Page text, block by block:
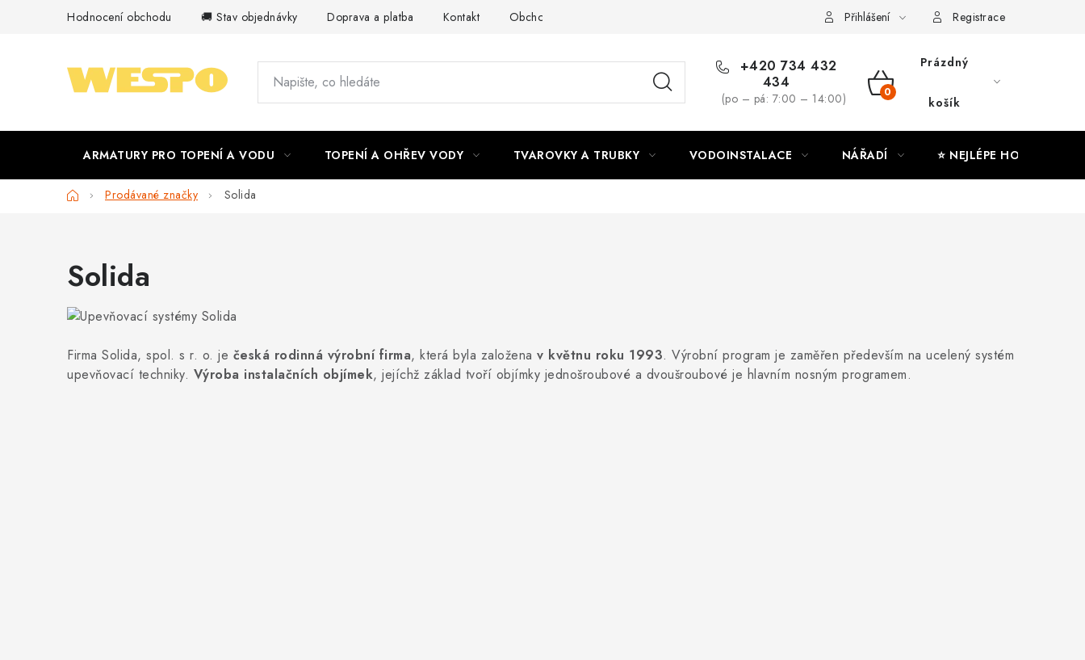
Hodnocení obchodu 🚚 Stav objednávky Doprava a platba Kontakt Obchodní podmínky Moje objednávka
Přihlášení Registrace
+420 734 432
434
(po – pá: 7:00 – 14:00)
NÁKUPNÍ
Prázdný
košík
ARMATURY PRO TOPENÍ A VODU TOPENÍ A OHŘEV VODY TVAROVKY A TRUBKY VODOINSTALACE NÁŘADÍ ⭐ NEJLÉPE HODNOCENÉ
DomůProdávané značky Solida
Solida
Firma Solida, spol. s r. o. je česká rodinná výrobní firma, která byla založena v květnu roku 1993. Výrobní program je zaměřen především na ucelený systém
upevňovací techniky. Výroba instalačních objímek, jejíchž základ tvoří objímky jednošroubové a dvoušroubové je hlavním nosným programem.